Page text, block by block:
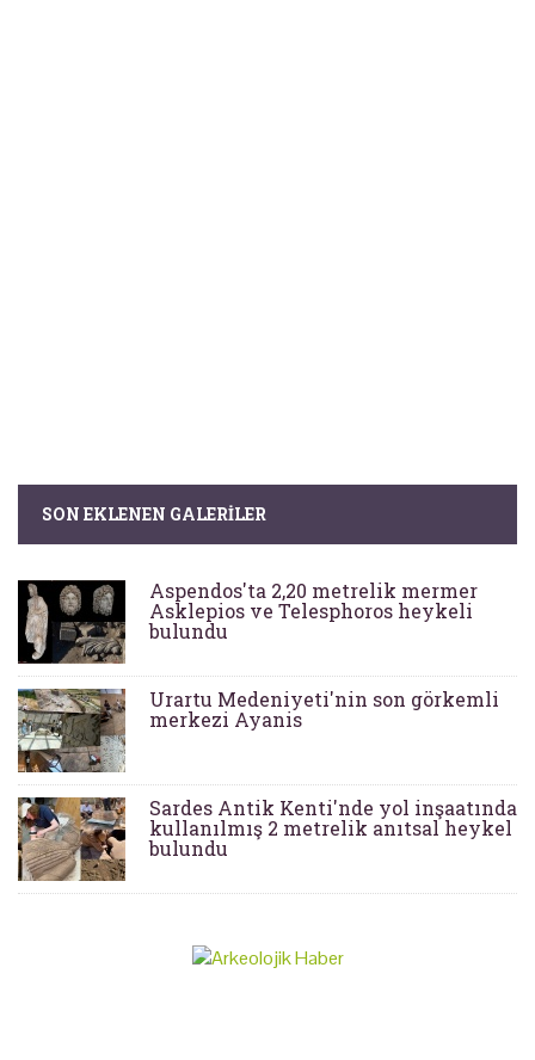
SON EKLENEN GALERILER
Aspendos'ta 2,20 metrelik mermer
Asklepios ve Telesphoros heykeli
bulundu
Urartu Medeniyeti'nin son görkemli
merkezi Ayanis
Sardes Antik Kenti'nde yol inşaatında
kullanılmış 2 metrelik anıtsal heykel
bulundu